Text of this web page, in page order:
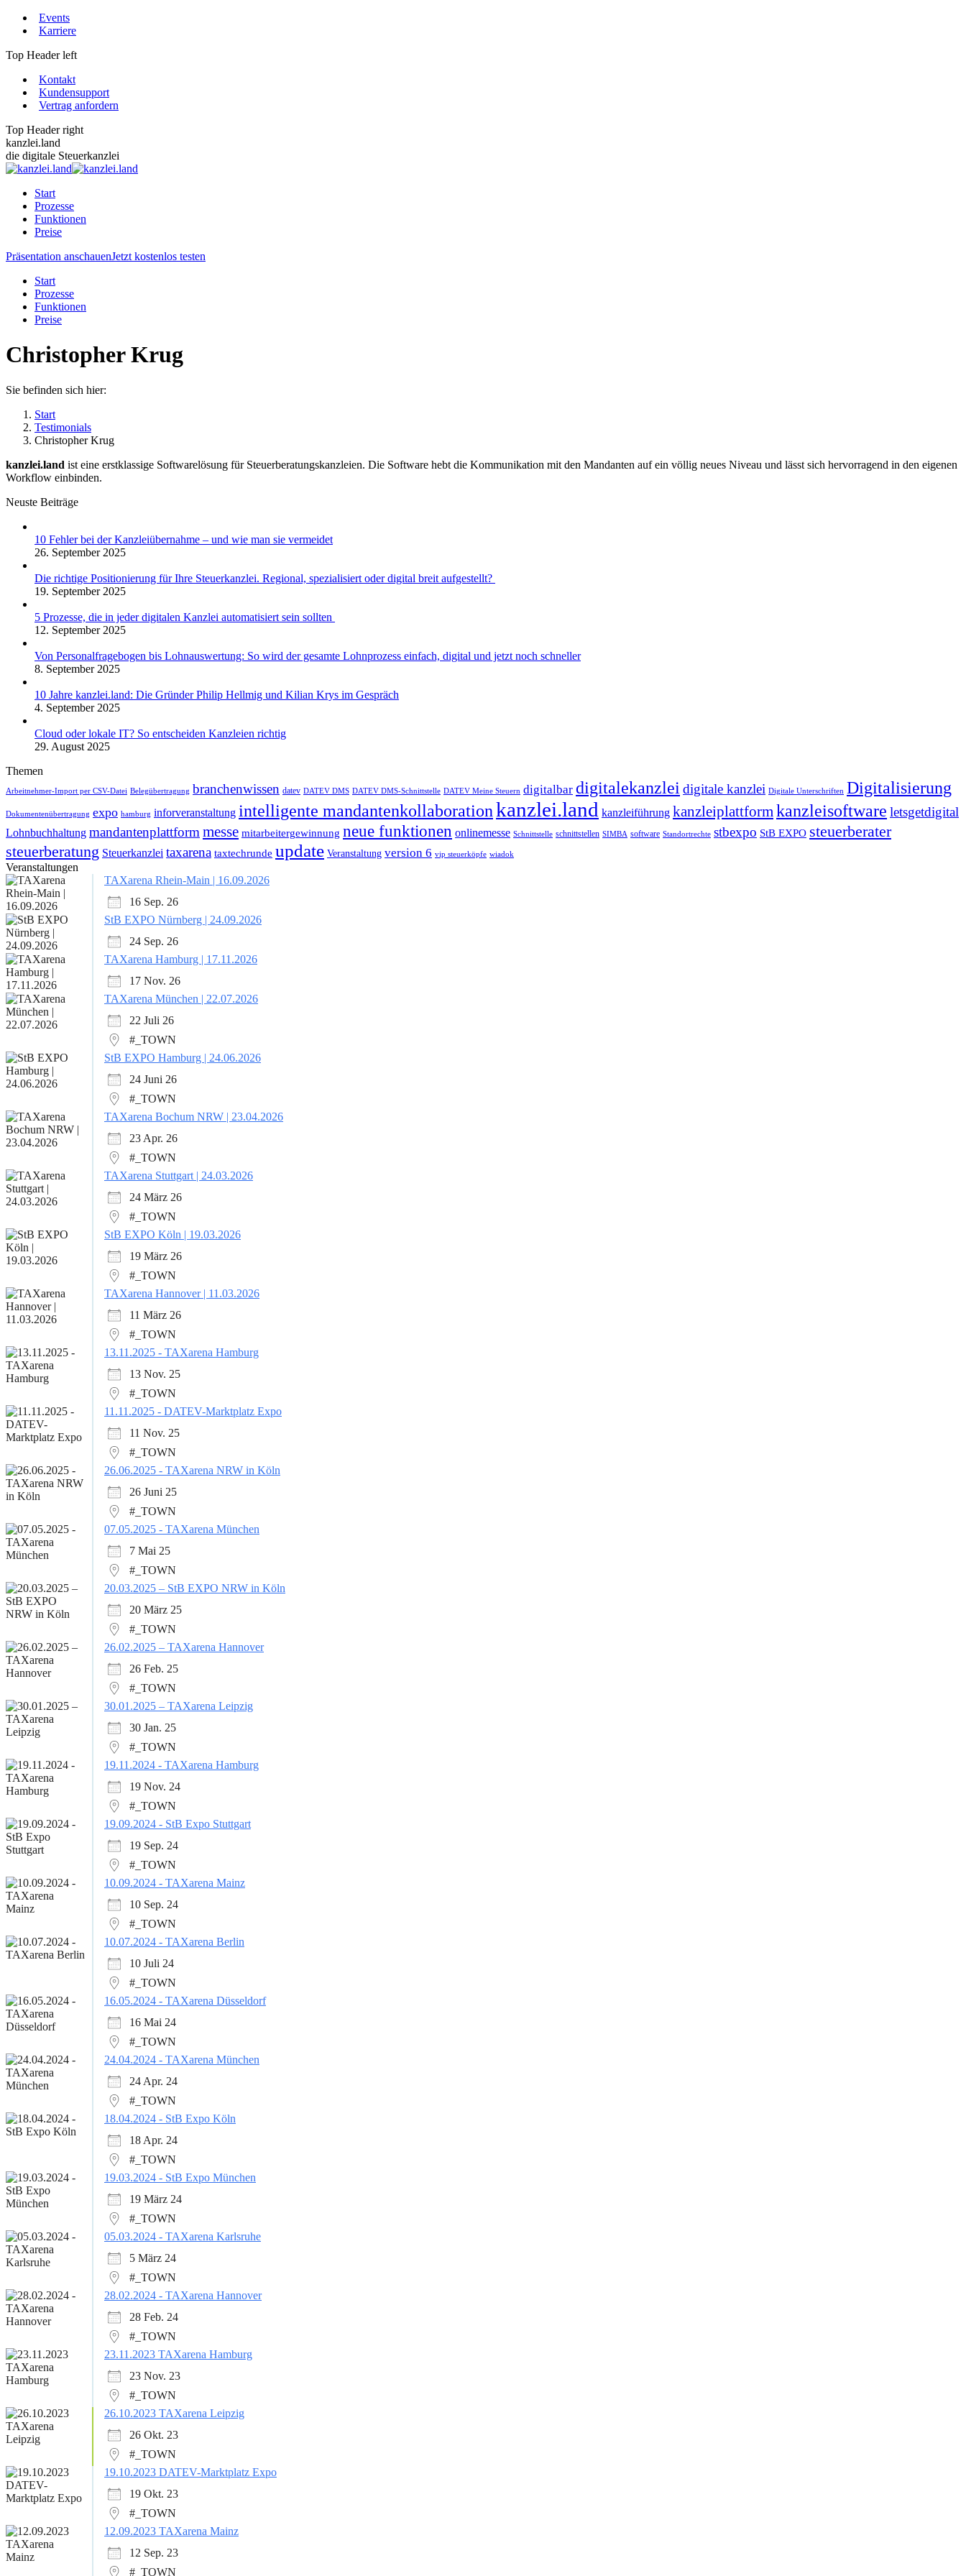
Zum
Inhalt
Events
Karriere
Top Header left
Kontakt
Kundensupport
Vertrag anfordern
Top Header right
kanzlei.land
die digitale Steuerkanzlei
Start
Prozesse
Funktionen
Preise
Präsentation anschauenJetzt kostenlos testen
Start
Prozesse
Funktionen
Preise
Christopher Krug
Sie befinden sich hier:
Start
Testimonials
Christopher Krug
kanzlei.land ist eine erstklassige Softwarelösung für Steuerberatungskanzleien. Die Software hebt die Kommunikation mit den Mandanten auf ein völlig neues Niveau und lässt sich hervorragend in den eigenen
Workflow einbinden.
Neuste Beiträge
10 Fehler bei der Kanzleiübernahme – und wie man sie vermeidet
26. September 2025
Die richtige Positionierung für Ihre Steuerkanzlei. Regional, spezialisiert oder digital breit aufgestellt?
19. September 2025
5 Prozesse, die in jeder digitalen Kanzlei automatisiert sein sollten
12. September 2025
Von Personalfragebogen bis Lohnauswertung: So wird der gesamte Lohnprozess einfach, digital und jetzt noch schneller
8. September 2025
10 Jahre kanzlei.land: Die Gründer Philip Hellmig und Kilian Krys im Gespräch
4. September 2025
Cloud oder lokale IT? So entscheiden Kanzleien richtig
29. August 2025
Themen
Arbeitnehmer-Import per CSV-Datei Belegübertragung branchenwissen datev DATEV DMS DATEV DMS-Schnittstelle DATEV Meine Steuern digitalbar digitalekanzlei digitale kanzlei Digitale Unterschriften Digitalisierung
Dokumentenübertragung expo hamburg inforveranstaltung intelligente mandantenkollaborationkanzlei.land kanzleiführung kanzleiplattformkanzleisoftware letsgetdigital
Lohnbuchhaltung mandantenplattform messe mitarbeitergewinnung neue funktionen onlinemesse Schnittstelle schnittstellen SIMBA software Standortrechte stbexpo StB EXPO steuerberater
steuerberatung Steuerkanzlei taxarena taxtechrunde update Veranstaltung version 6 vip steuerköpfe wiadok
Veranstaltungen
TAXarena Rhein-Main | 16.09.2026
16 Sep. 26
StB EXPO Nürnberg | 24.09.2026
24 Sep. 26
TAXarena Hamburg | 17.11.2026
17 Nov. 26
TAXarena München | 22.07.2026
22 Juli 26
#_TOWN
StB EXPO Hamburg | 24.06.2026
24 Juni 26
#_TOWN
TAXarena Bochum NRW | 23.04.2026
23 Apr. 26
#_TOWN
TAXarena Stuttgart | 24.03.2026
24 März 26
#_TOWN
StB EXPO Köln | 19.03.2026
19 März 26
#_TOWN
TAXarena Hannover | 11.03.2026
11 März 26
#_TOWN
13.11.2025 - TAXarena Hamburg
13 Nov. 25
#_TOWN
11.11.2025 - DATEV-Marktplatz Expo
11 Nov. 25
#_TOWN
26.06.2025 - TAXarena NRW in Köln
26 Juni 25
#_TOWN
07.05.2025 - TAXarena München
7 Mai 25
#_TOWN
20.03.2025 – StB EXPO NRW in Köln
20 März 25
#_TOWN
26.02.2025 – TAXarena Hannover
26 Feb. 25
#_TOWN
30.01.2025 – TAXarena Leipzig
30 Jan. 25
#_TOWN
19.11.2024 - TAXarena Hamburg
19 Nov. 24
#_TOWN
19.09.2024 - StB Expo Stuttgart
19 Sep. 24
#_TOWN
10.09.2024 - TAXarena Mainz
10 Sep. 24
#_TOWN
10.07.2024 - TAXarena Berlin
10 Juli 24
#_TOWN
16.05.2024 - TAXarena Düsseldorf
16 Mai 24
#_TOWN
24.04.2024 - TAXarena München
24 Apr. 24
#_TOWN
18.04.2024 - StB Expo Köln
18 Apr. 24
#_TOWN
19.03.2024 - StB Expo München
19 März 24
#_TOWN
05.03.2024 - TAXarena Karlsruhe
5 März 24
#_TOWN
28.02.2024 - TAXarena Hannover
28 Feb. 24
#_TOWN
23.11.2023 TAXarena Hamburg
23 Nov. 23
#_TOWN
26.10.2023 TAXarena Leipzig
26 Okt. 23
#_TOWN
19.10.2023 DATEV-Marktplatz Expo
19 Okt. 23
#_TOWN
12.09.2023 TAXarena Mainz
12 Sep. 23
#_TOWN